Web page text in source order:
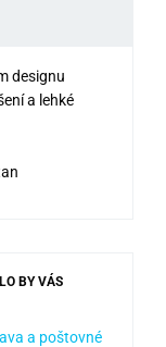
designu
a lehké
BY VÁS
a poštovné